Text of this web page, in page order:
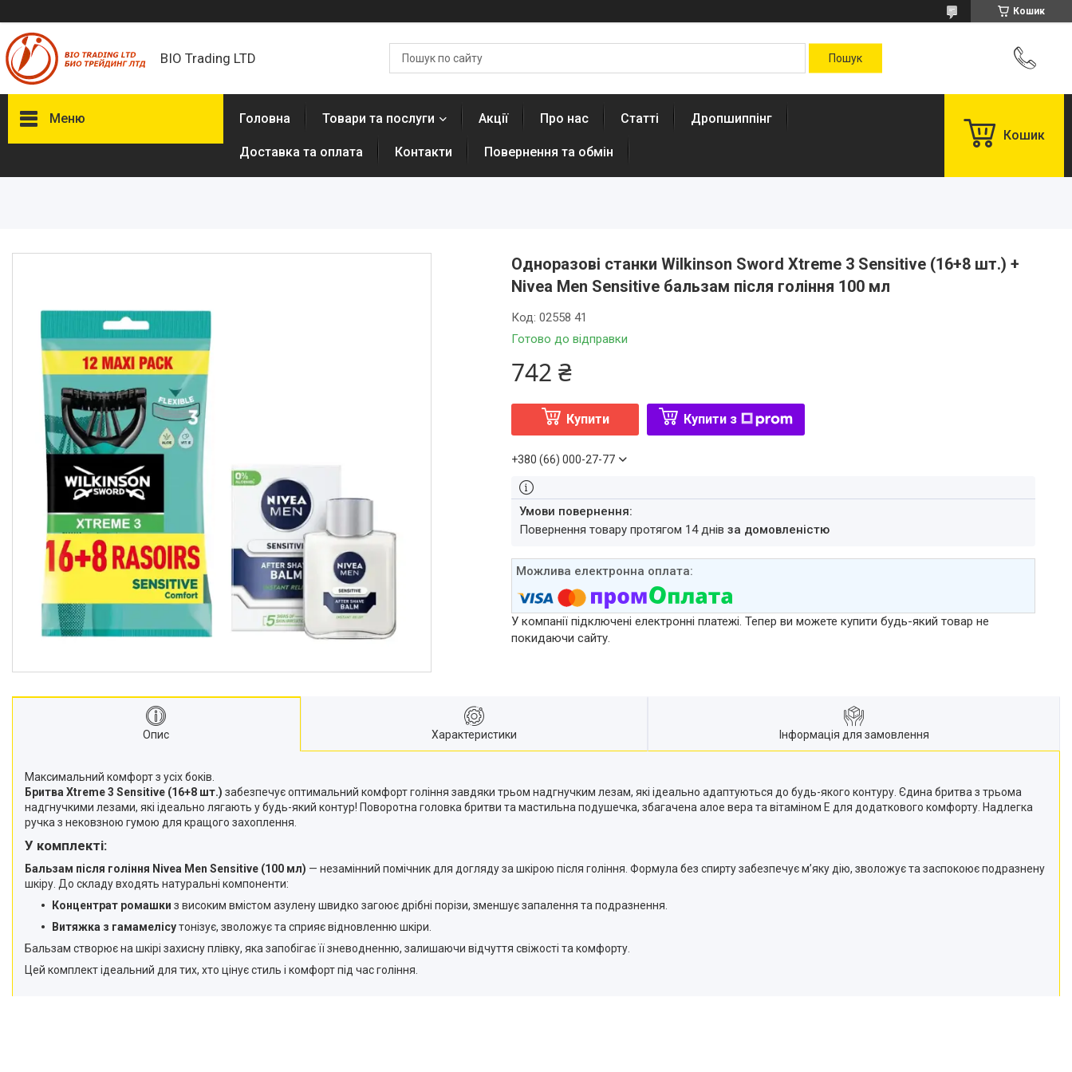
Кошик
BIO Trading LTD
Меню
Аксесуари з натуральної шкіри
(пітон, крокодил)
Взуття
Екіпірування для полювання та
риболовлі
Засоби приглушення
радіосигналу
Товари з Польщі
Побутова хімія з Європи
Меблеві тканини
Аксесуари для мобільних
телефонів
Чай, кава
Снеки
Жіночі епілятори
Про нас
Головна Товари та послуги Акції Про нас Статті Дропшиппінг
Доставка та оплата Контакти Повернення та обмін
Кошик
Одноразові станки Wilkinson Sword Xtreme 3 Sensitive (16+8 шт.) +
Nivea Men Sensitive бальзам після гоління 100 мл
Готово до відправки
Код:02558 41
742 ₴
Купити Купити з
+380 (66) 000-27-77
повернення товару протягом 14 днівза домовленістю
У компанії підключені електронні платежі. Тепер ви можете купити будь-який товар не
покидаючи сайту.
Опис Характеристики Інформація для замовлення
Максимальний комфорт з усіх боків.
Бритва Xtreme 3 Sensitive (16+8 шт.) забезпечує оптимальний комфорт гоління завдяки трьом надгнучким лезам, які ідеально адаптуються до будь-якого контуру. Єдина бритва з трьома
надгнучкими лезами, які ідеально лягають у будь-який контур! Поворотна головка бритви та мастильна подушечка, збагачена алое вера та вітаміном Е для додаткового комфорту. Надлегка
ручка з нековзною гумою для кращого захоплення.
У комплекті:
Бальзам після гоління Nivea Men Sensitive (100 мл) — незамінний помічник для догляду за шкірою після гоління. Формула без спирту забезпечує м’яку дію, зволожує та заспокоює подразнену
шкіру. До складу входять натуральні компоненти:
Концентрат ромашки з високим вмістом азулену швидко загоює дрібні порізи, зменшує запалення та подразнення.
Витяжка з гамамелісутонізує, зволожує та сприяє відновленню шкіри.
Бальзам створює на шкірі захисну плівку, яка запобігає її зневодненню, залишаючи відчуття свіжості та комфорту.
Цей комплект ідеальний для тих, хто цінує стиль і комфорт під час гоління.